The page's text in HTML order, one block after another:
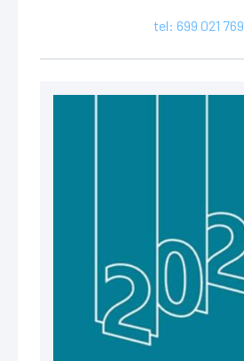
tel: 699 021 769